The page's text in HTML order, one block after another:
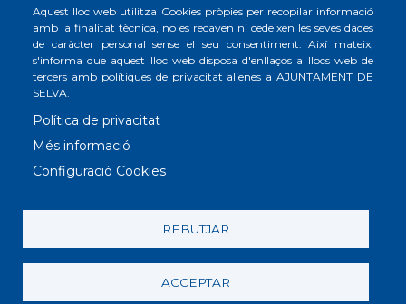
Aquest lloc web utilitza Cookies pròpies per recopilar informació
amb la finalitat tècnica, no es recaven ni cedeixen les seves dades
de caràcter personal sense el seu consentiment. Així mateix,
s'informa que aquest lloc web disposa d'enllaços a llocs web de
tercers amb polítiques de privacitat alienes a AJUNTAMENT DE
SELVA.
Política de privacitat
Més informació
Configuració Cookies
REBUTJAR
ACCEPTAR
SELVA
CAIMARI
MOSCARI
BINIBONA
© Ajuntament de Selva. Plaça Major, 1
07313. CIF: P0705800A. Telèfon: (+34) 971 51 50 06. Fax: (+34) 971
Avís
Política de
Política de
galetes
Política de
RAT